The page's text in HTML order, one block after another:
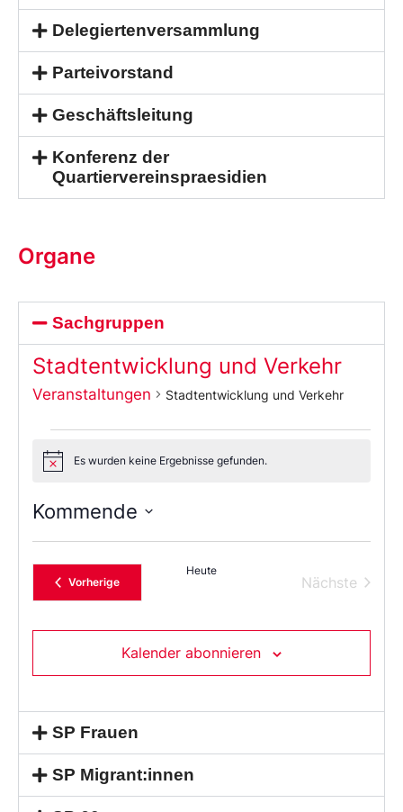
Delegiertenversammlung
Parteivorstand
Geschäftsleitung
Konferenz der
Quartiervereinspraesidien
Organe
Sachgruppen
Stadtentwicklung und Verkehr
Veranstaltungen Stadtentwicklung und Verkehr
NoticeEs wurden keine Ergebnisse gefunden.
Kommende
Sie
das
Datum
aus.
VorherigeVeranstaltungen
Heute
Nächste
Kalender abonnieren
SP Frauen
SP Migrant:innen